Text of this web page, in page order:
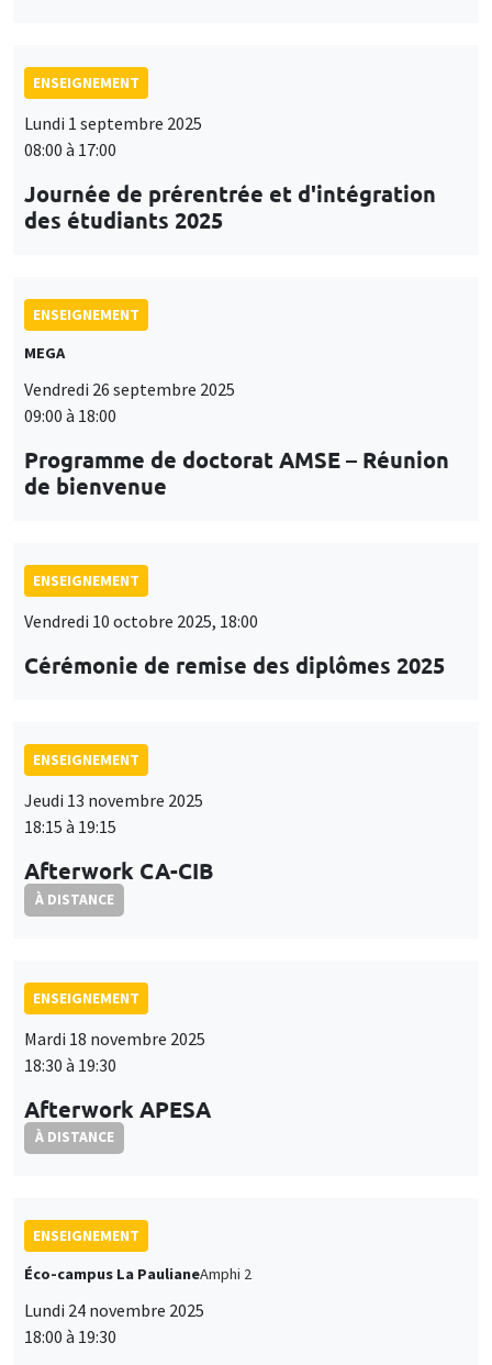
ENSEIGNEMENT
Lundi 1 septembre 2025
08:00 à 17:00
Journée de prérentrée et d'intégration
des étudiants 2025
ENSEIGNEMENT
MEGA
Vendredi 26 septembre 2025
09:00 à 18:00
Programme de doctorat AMSE – Réunion
de bienvenue
ENSEIGNEMENT
Vendredi 10 octobre 2025, 18:00
Cérémonie de remise des diplômes 2025
ENSEIGNEMENT
Jeudi 13 novembre 2025
18:15 à 19:15
Afterwork CA-CIB
À DISTANCE
ENSEIGNEMENT
Mardi 18 novembre 2025
18:30 à 19:30
Afterwork APESA
À DISTANCE
ENSEIGNEMENT
Éco-campus La PaulianeAmphi 2
Lundi 24 novembre 2025
18:00 à 19:30